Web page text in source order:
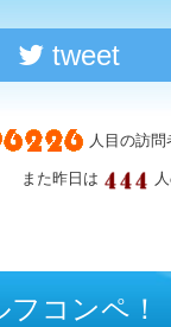
tweet
人目の訪
また昨日は
フコンペ